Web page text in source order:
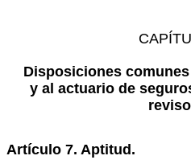
Disposiciones
y al actuario de
Artículo 7. Aptitud.